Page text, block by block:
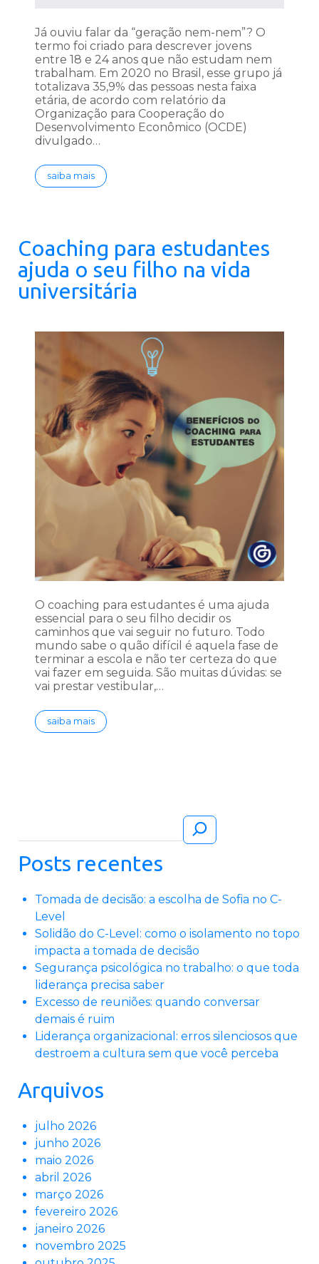
Já ouviu falar da “geração nem-nem”? O
termo foi criado para descrever jovens
entre 18 e 24 anos que não estudam nem
trabalham. Em 2020 no Brasil, esse grupo já
totalizava 35,9% das pessoas nesta faixa
etária, de acordo com relatório da
Organização para Cooperação do
Desenvolvimento Econômico (OCDE)
divulgado…
saiba mais
Coaching para estudantes
ajuda o seu filho na vida
universitária
O coaching para estudantes é uma ajuda
essencial para o seu filho decidir os
caminhos que vai seguir no futuro. Todo
mundo sabe o quão difícil é aquela fase de
terminar a escola e não ter certeza do que
vai fazer em seguida. São muitas dúvidas: se
vai prestar vestibular,…
saiba mais
Posts recentes
Tomada de decisão: a escolha de Sofia no C-
Level
Solidão do C-Level: como o isolamento no topo
impacta a tomada de decisão
Segurança psicológica no trabalho: o que toda
liderança precisa saber
Excesso de reuniões: quando conversar
demais é ruim
Liderança organizacional: erros silenciosos que
destroem a cultura sem que você perceba
Arquivos
julho 2026
junho 2026
maio 2026
abril 2026
março 2026
fevereiro 2026
janeiro 2026
novembro 2025